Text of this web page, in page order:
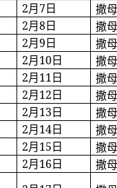
2月7日
撒
2月8日
撒
2月9日
撒
2月10日
撒
2月11日
撒
2月12日
撒
2月13日
撒
2月14日
撒
2月15日
撒
2月16日
撒